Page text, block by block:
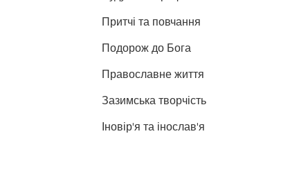
Притчі та повчання
Подорож до Бога
Православне життя
Зазимська творчість
Іновір'я та інослав'я